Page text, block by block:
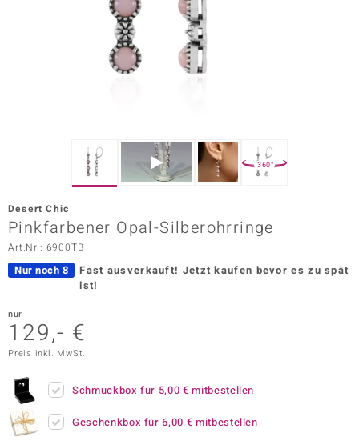
Vogue
360°
Desert Chic
Pinkfarbener Opal-Silberohrringe
Art.Nr.: 6900TB
Nur noch 8 Fast ausverkauft! Jetzt kaufen bevor es zu spät
ist!
nur
129,- €
Preis inkl. MwSt.
Schmuckbox für 5,00 € mitbestellen
Geschenkbox für6,00 € mitbestellen